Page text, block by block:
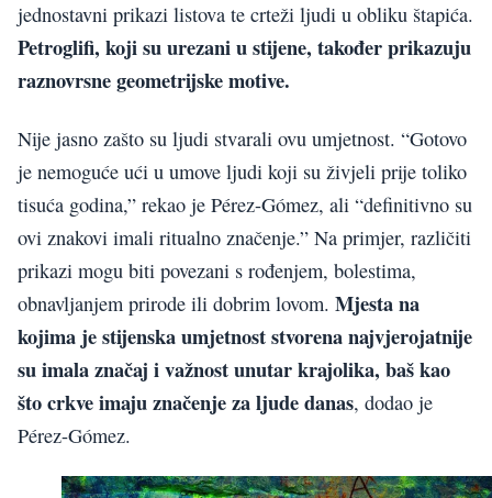
jednostavni prikazi listova te crteži ljudi u obliku štapića.
Petroglifi, koji su urezani u stijene, također prikazuju
raznovrsne geometrijske motive.
Nije jasno zašto su ljudi stvarali ovu umjetnost. “Gotovo
je nemoguće ući u umove ljudi koji su živjeli prije toliko
tisuća godina,” rekao je Pérez-Gómez, ali “definitivno su
ovi znakovi imali ritualno značenje.” Na primjer, različiti
prikazi mogu biti povezani s rođenjem, bolestima,
obnavljanjem prirode ili dobrim lovom. Mjesta na
kojima je stijenska umjetnost stvorena najvjerojatnije
su imala značaj i važnost unutar krajolika, baš kao
što crkve imaju značenje za ljude danas, dodao je
Pérez-Gómez.